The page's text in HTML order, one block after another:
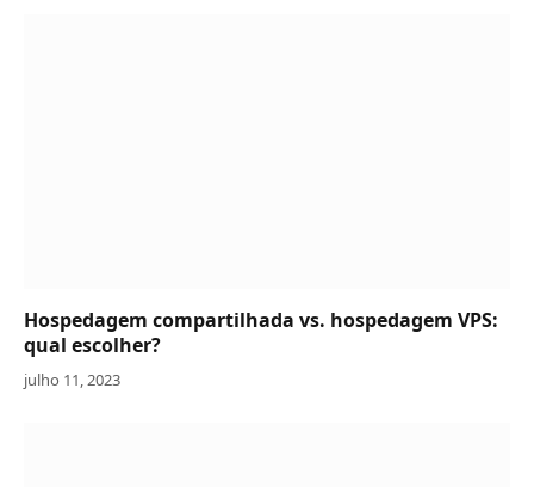
Hospedagem compartilhada vs. hospedagem VPS:
qual escolher?
julho 11, 2023